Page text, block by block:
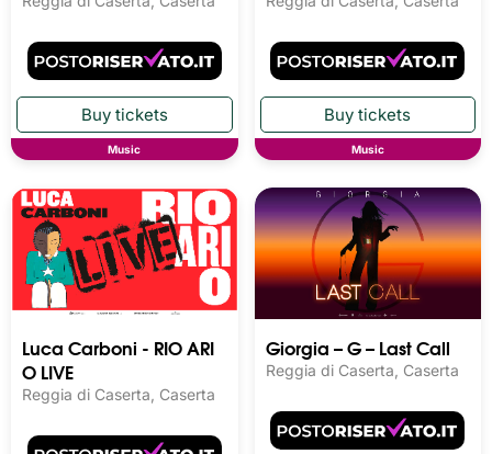
Music Music
Luca Carboni - RIO ARI
O LIVE
Reggia di Caserta, Caserta
Giorgia – G – Last Call
Reggia di Caserta, Caserta